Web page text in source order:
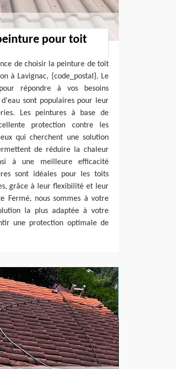
pour toit
de choisir la peinture de toit
à Lavignac, {code_postal}. Le
répondre à vos besoins
sont populaires pour leur
Les peintures à base de
protection contre les
qui cherchent une solution
de réduire la chaleur
à une meilleure efficacité
sont idéales pour les toits
grâce à leur flexibilité et leur
Fermé, nous sommes à votre
la plus adaptée à votre
une protection optimale de